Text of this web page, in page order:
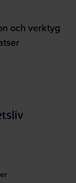
och verktyg